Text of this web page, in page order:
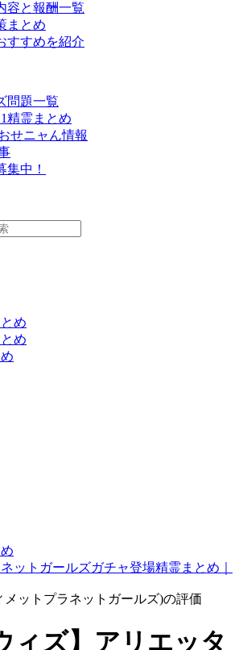
容と報酬一覧
まとめ
すすめを紹介
問題一覧
精霊まとめ
せニャん情報
集中！
め
め
ットガールズガチャ登場精霊まとめ｜
メットプラネットガールズ)の評価
ィズ】アリエッタ